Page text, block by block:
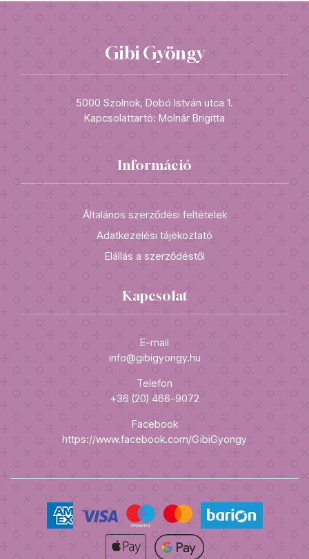
Gibi Gyöngy
5000 Szolnok, Dobó István utca 1.
Kapcsolattartó: Molnár Brigitta
Információ
Általános szerződési feltételek
Adatkezelési tájékoztató
Elállás a szerződéstől
Kapcsolat
E-mail
info@gibigyongy.hu
Telefon
+36 (20) 466-9072
Facebook
https://www.facebook.com/GibiGyongy